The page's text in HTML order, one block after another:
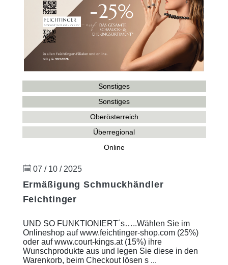
Sonstiges
Sonstiges
Oberösterreich
Überregional
Online
07 / 10 / 2025
Ermäßigung Schmuckhändler
Feichtinger
UND SO FUNKTIONIERT´s…..Wählen Sie im
Onlineshop auf www.feichtinger-shop.com (25%)
oder auf www.court-kings.at (15%) ihre
Wunschprodukte aus und legen Sie diese in den
Warenkorb, beim Checkout lösen s ...